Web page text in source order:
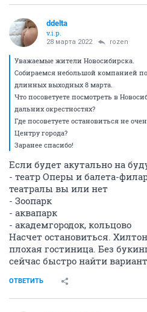
ddelta
v.i.p.
28 марта 2022 rozen
Уважаемые жители Новосибирска.
Собираемся небольшой компанией
длинных выходных 8 марта.
Что посоветуете посмотреть в
дальних окрестностях?
Где посоветуете остановиться не
Центру города?
Заранее спасибо!
Если будет акутально на
- театр Оперы и балета-
театралы вы или нет
- Зоопарк
- аквапарк
- академгородок, кольцово
Насчет остановиться.
плохая гостиница. Без
сейчас быстро найти вариант
ОТВЕТИТЬ